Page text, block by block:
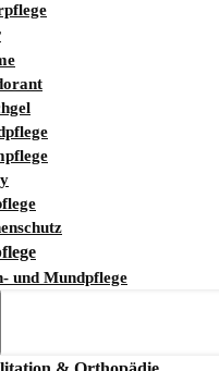
und Mundpflege